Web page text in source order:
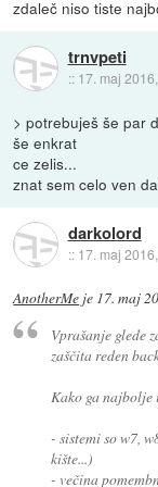
zdaleč niso tiste
trnvpeti
:: 17. maj
> potrebuješ še par
še enkrat
ce zelis...
znat sem celo ven
darkolord
:: 17. maj
AnotherMe je 17. maj
Vprašanje glede
zaščita reden
Kako ga
- sistemi so w7,
kište...)
- večina